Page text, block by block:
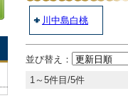
川中島白桃
並び替え：
1～5件目/5件